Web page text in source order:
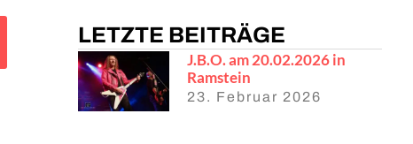
LETZTE BEITRÄGE
J.B.O. am 20.02.2026 in
Ramstein
23. Februar 2026